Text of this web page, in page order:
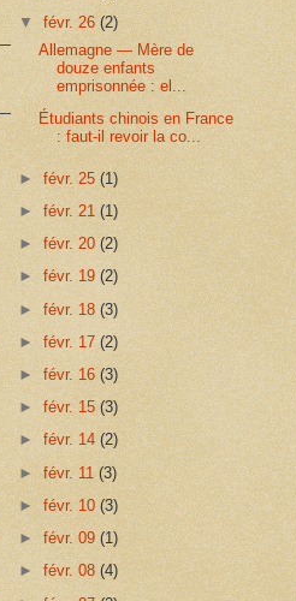
▼ févr. 26 (2)
Allemagne — Mère de
douze enfants
emprisonnée : el...
Étudiants chinois en France
: faut-il revoir la co...
► févr. 25 (1)
► févr. 21 (1)
► févr. 20 (2)
► févr. 19 (2)
► févr. 18 (3)
► févr. 17 (2)
► févr. 16 (3)
► févr. 15 (3)
► févr. 14 (2)
► févr. 11 (3)
► févr. 10 (3)
► févr. 09 (1)
► févr. 08 (4)